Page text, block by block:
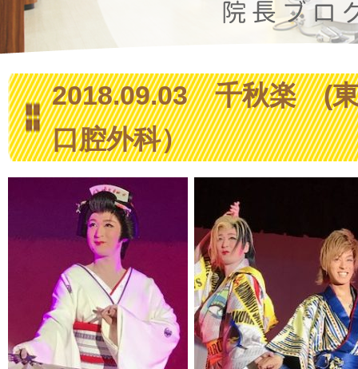
2018.09.03 千秋楽 (東
口腔外科）